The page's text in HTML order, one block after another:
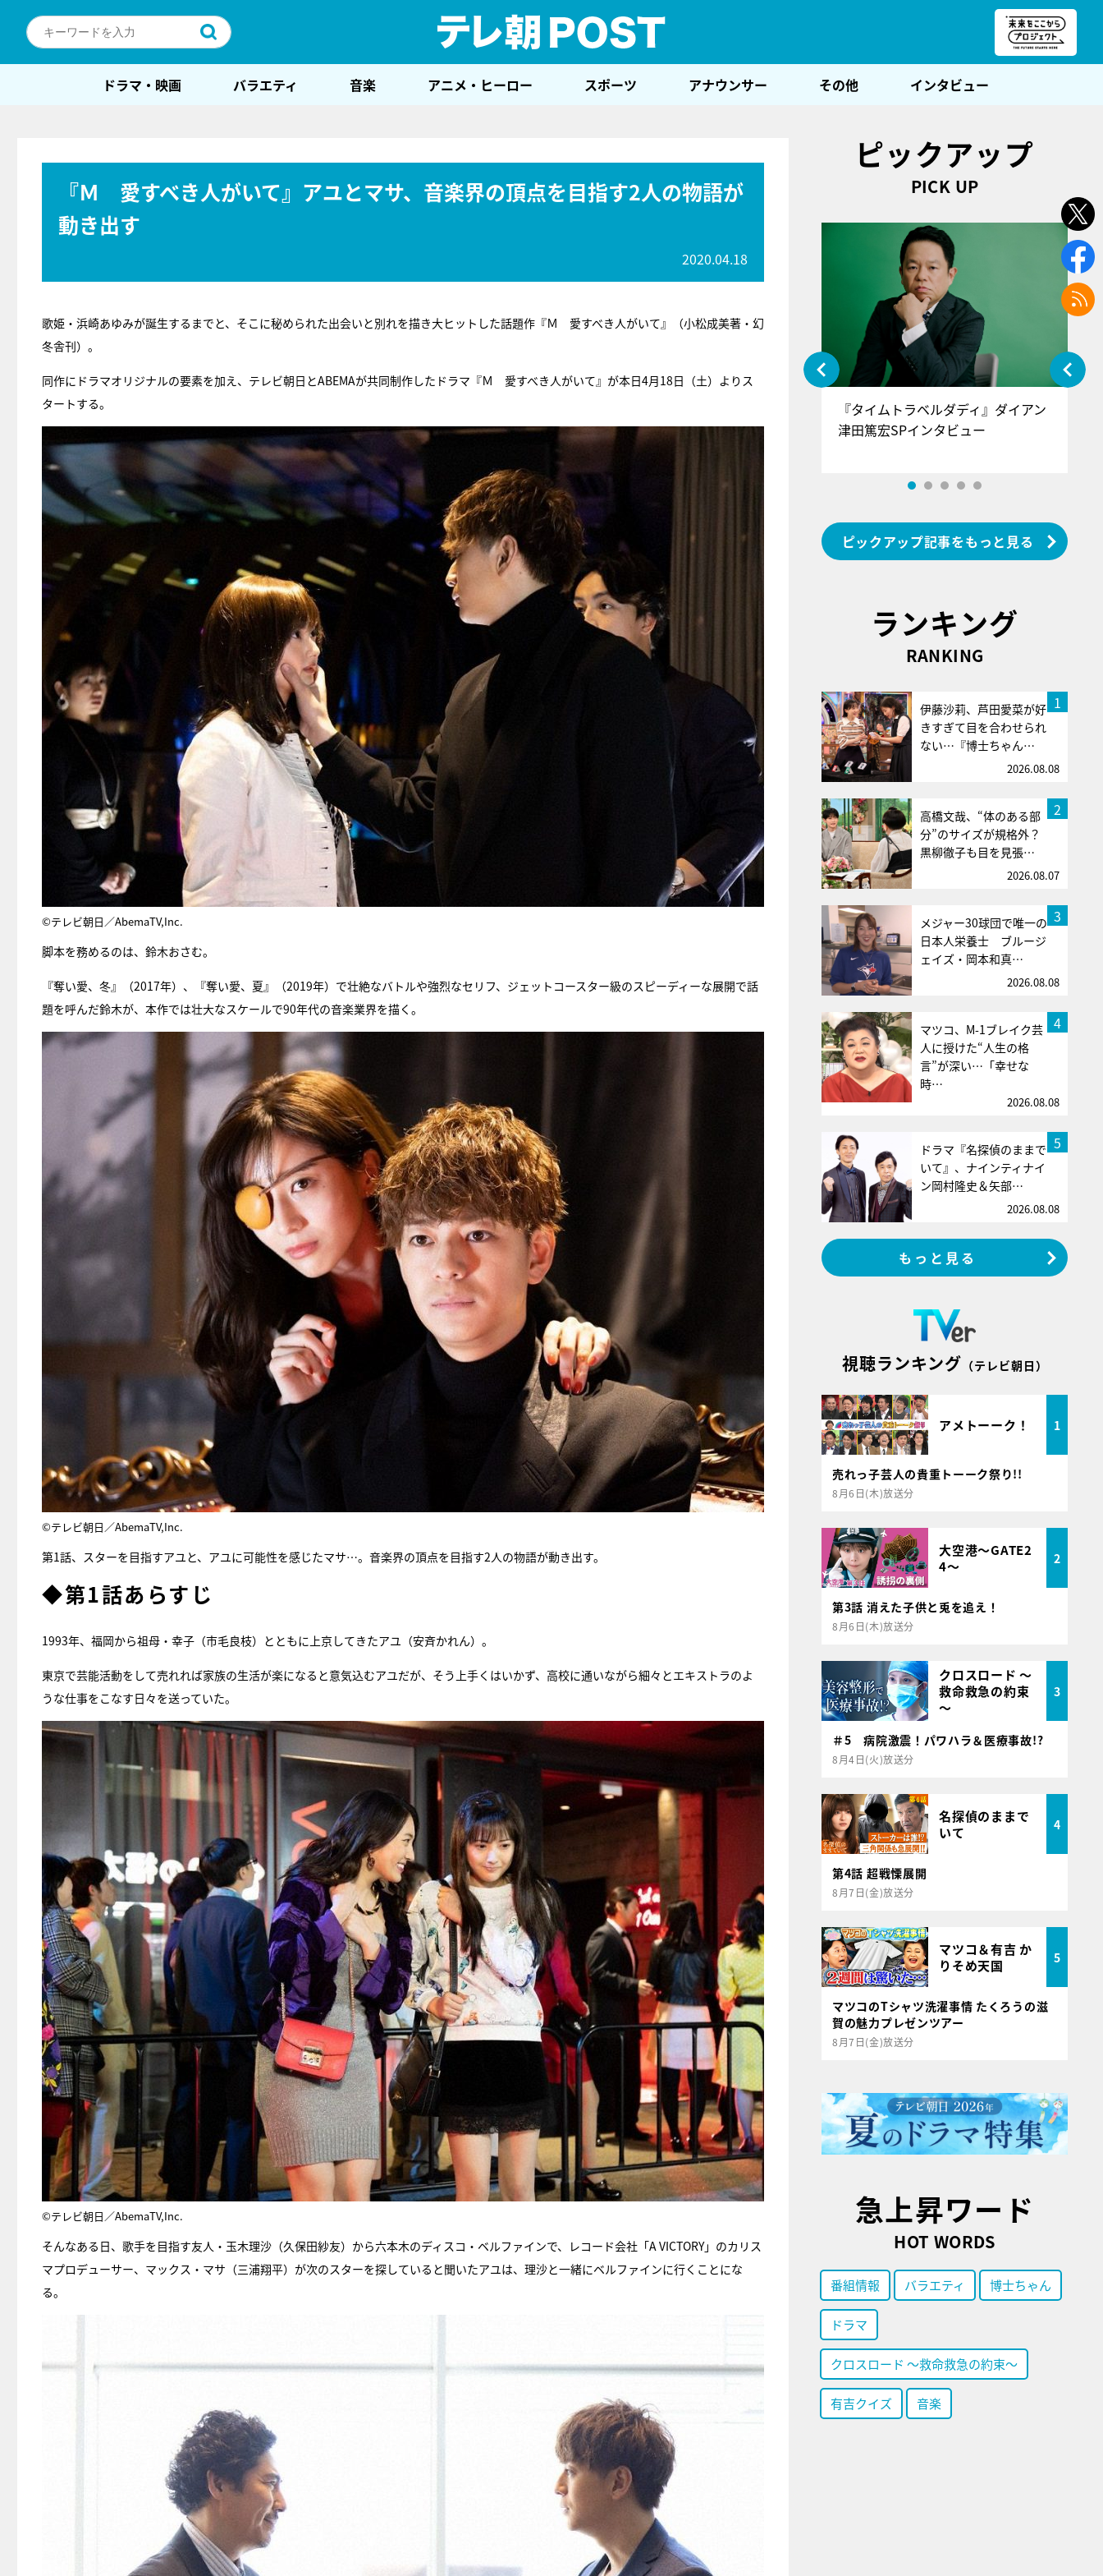
ドラマ・映画 バラエティ 音楽 アニメ・ヒーロー スポーツ アナウンサー その他 インタビュー
『Ｍ 愛すべき人がいて』アユとマサ、音楽界の頂点を目指す2人の物語が
動き出す
2020.04.18
歌姫・浜崎あゆみが誕生するまでと、そこに秘められた出会いと別れを描き大ヒットした話題作『Ｍ 愛すべき人がいて』（小松成美著・幻
冬舎刊）。
同作にドラマオリジナルの要素を加え、テレビ朝日とABEMAが共同制作したドラマ『Ｍ 愛すべき人がいて』が本日4月18日（土）よりス
タートする。
©テレビ朝日／AbemaTV,Inc.
脚本を務めるのは、鈴木おさむ。
『奪い愛、冬』（2017年）、『奪い愛、夏』（2019年）で壮絶なバトルや強烈なセリフ、ジェットコースター級のスピーディーな展開で話
題を呼んだ鈴木が、本作では壮大なスケールで90年代の音楽業界を描く。
©テレビ朝日／AbemaTV,Inc.
第1話、スターを目指すアユと、アユに可能性を感じたマサ…。音楽界の頂点を目指す2人の物語が動き出す。
◆第1話あらすじ
1993年、福岡から祖母・幸子（市毛良枝）とともに上京してきたアユ（安斉かれん）。
東京で芸能活動をして売れれば家族の生活が楽になると意気込むアユだが、そう上手くはいかず、高校に通いながら細々とエキストラのよ
うな仕事をこなす日々を送っていた。
©テレビ朝日／AbemaTV,Inc.
そんなある日、歌手を目指す友人・玉木理沙（久保田紗友）から六本木のディスコ・ベルファインで、レコード会社「A VICTORY」のカリス
マプロデューサー、マックス・マサ（三浦翔平）が次のスターを探していると聞いたアユは、理沙と一緒にベルファインに行くことにな
る。
ピックアップ
PICK UP
E齋藤樹愛羅＆佐々木舞香SPインタ
『タイムトラベルダディ』ダイアン
津田篤宏SPインタビュー
ピックアップ記事をもっと見る
ランキング
RANKING
1
伊藤沙莉、芦田愛菜が好
きすぎて目を合わせられ
ない…『博士ちゃん…
2026.08.08
2
高橋文哉、“体のある部
分”のサイズが規格外？
黒柳徹子も目を見張…
2026.08.07
3
メジャー30球団で唯一の
日本人栄養士 ブルージ
ェイズ・岡本和真…
2026.08.08
4
マツコ、M-1ブレイク芸
人に授けた“人生の格
言”が深い…「幸せな
時…
2026.08.08
5
ドラマ『名探偵のままで
いて』、ナインティナイ
ン岡村隆史＆矢部…
2026.08.08
もっと見る
視聴ランキング （テレビ朝日）
アメトーーク！ 1
売れっ子芸人の貴重トーーク祭り!!
8月6日(木)放送分
大空港～GATE2
4～
2
第3話 消えた子供と兎を追え！
8月6日(木)放送分
クロスロード ～
救命救急の約束
～
3
＃5 病院激震！パワハラ＆医療事故!?
8月4日(火)放送分
名探偵のままで
いて
4
第4話 超戦慄展開
8月7日(金)放送分
マツコ＆有吉 か
りそめ天国
5
マツコのTシャツ洗濯事情 たくろうの滋
賀の魅力プレゼンツアー
8月7日(金)放送分
急上昇ワード
HOT WORDS
番組情報 バラエティ 博士ちゃん
ドラマ
クロスロード ～救命救急の約束～
有吉クイズ 音楽